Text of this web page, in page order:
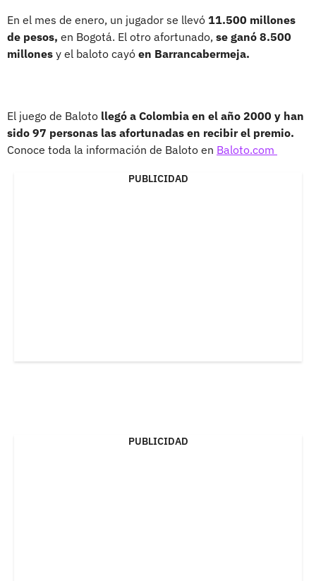
En el mes de enero, un jugador se llevó 11.500 millones
de pesos, en Bogotá. El otro afortunado, se ganó 8.500
millones y el baloto cayó en Barrancabermeja.
El juego de Baloto llegó a Colombia en el año 2000 y han
sido 97 personas las afortunadas en recibir el premio.
Conoce toda la información de Baloto en Baloto.com
PUBLICIDAD
PUBLICIDAD